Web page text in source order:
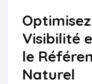
Visibilité
le
Naturel